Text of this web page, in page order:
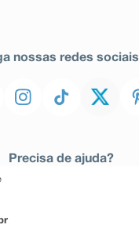
nossas redes sociais
Precisa de ajuda?